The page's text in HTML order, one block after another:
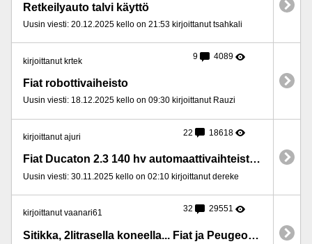
Retkeilyauto talvi käyttö
Uusin viesti: 20.12.2025 kello on 21:53 kirjoittanut tsahkali
kirjoittanut krtek 9 4089
Fiat robottivaiheisto
Uusin viesti: 18.12.2025 kello on 09:30 kirjoittanut Rauzi
kirjoittanut ajuri 22 18618
Fiat Ducaton 2.3 140 hv automaattivaihteiston öljynvaihtoväli
Uusin viesti: 30.11.2025 kello on 02:10 kirjoittanut dereke
kirjoittanut vaanari61 32 29551
Sitikka, 2litrasella koneella... Fiat ja Peugeot 2.3 litrasella . . .